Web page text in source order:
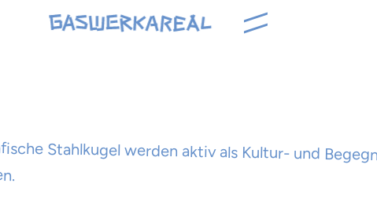
Stahlkugel werden aktiv als Kultur- und
\\